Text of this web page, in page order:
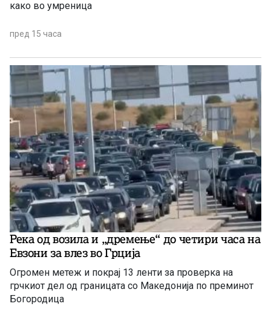
како во умреница
пред 15 часа
Река од возила и „дремење“ до четири часа на
Евзони за влез во Грција
Огромен метеж и покрај 13 ленти за проверка на
грчкиот дел од границата со Македонија по преминот
Богородица